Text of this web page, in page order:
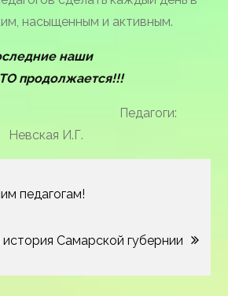
насыщенным и активным.
наши
продолжается!!!
Невская И.Г.
педагогам!
Самарской губернии